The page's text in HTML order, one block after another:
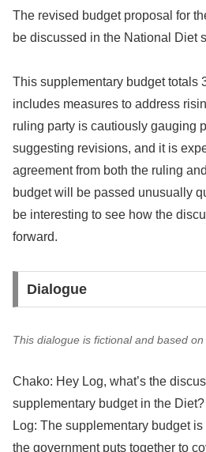
The revised budget proposal for
be discussed in the National Diet
This supplementary budget totals
includes measures to address
ruling party is cautiously gauging
suggesting revisions, and it is
agreement from both the ruling
budget will be passed unusually
be interesting to see how the
forward.
Dialogue
This dialogue is fictional and based on
Chako: Hey Log, what’s the
supplementary budget in the Diet?
Log: The supplementary budget
the government puts together to